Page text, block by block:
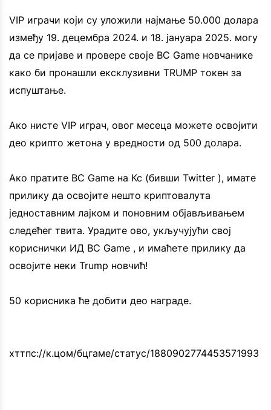
VIP играчи који су уложили најмање 50.000 долара
између 19. децембра 2024. и 18. јануара 2025. могу
да се пријаве и провере своје BC Game новчанике
како би пронашли ексклузивни TRUMP токен за
испуштање.
Ако нисте VIP играч, овог месеца можете освојити
део крипто жетона у вредности од 500 долара.
Ако пратите BC Game на Кс (бивши Twitter ), имате
прилику да освојите нешто криптовалута
једноставним лајком и поновним објављивањем
следећег твита. Урадите ово, укључујући свој
кориснички ИД BC Game , и имаћете прилику да
освојите неки Trump новчић!
50 корисника ће добити део награде.
хттпс://к.цом/бцгаме/статус/1880902774453571993